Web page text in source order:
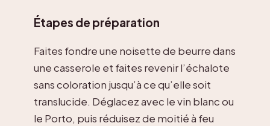
Étapes de préparation
Faites fondre une noisette de beurre dans
une casserole et faites revenir l’échalote
sans coloration jusqu’à ce qu’elle soit
translucide. Déglacez avec le vin blanc ou
le Porto, puis réduisez de moitié à feu